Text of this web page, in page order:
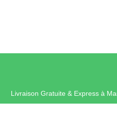
Livraison Gratuite